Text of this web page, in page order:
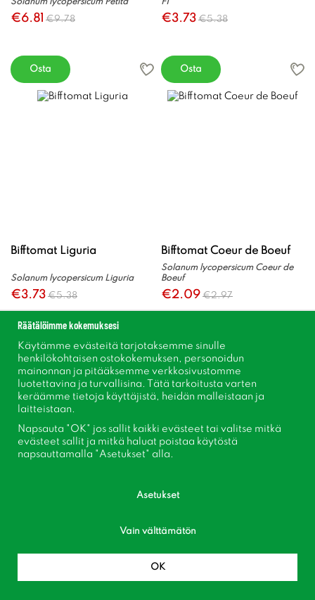
Solanum lycopersicum Petita
€6.81 €9.78
Osta
F1
€3.73 €5.38
Osta
Bifftomat Liguria
Solanum lycopersicum Liguria
€3.73 €5.38
Osta
Bifftomat Coeur de Boeuf
Solanum lycopersicum Coeur de
Boeuf
€2.09 €2.97
Osta
Bifftomat Rose Crush F1
F1
Bifftomat Noire De Crimée
Crimée
€2.75
Räätälöimme kokemuksesi
Käytämme evästeitä tarjotaksemme sinulle
henkilökohtaisen ostokokemuksen, personoidun
mainonnan ja pitääksemme verkkosivustomme
luotettavina ja turvallisina. Tätä tarkoitusta varten
keräämme tietoja käyttäjistä, heidän malleistaan ​​ja
laitteistaan.
Napsauta "OK" jos sallit kaikki evästeet tai valitse mitkä
evästeet sallit ja mitkä haluat poistaa käytöstä
napsauttamalla "Asetukset" alla.
Asetukset
Vain välttämätön
OK